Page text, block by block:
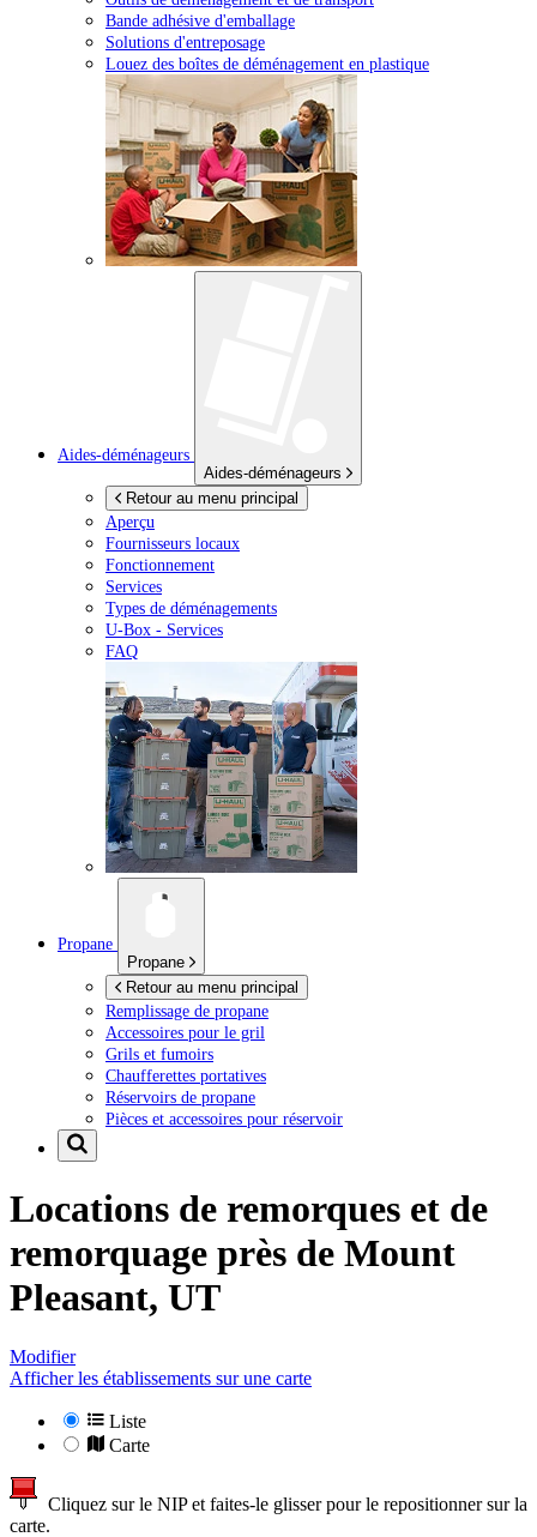
Bande adhésive d'emballage
Solutions d'entreposage
Louez des boîtes de déménagement en plastique
Aides-déménageurs
Aides-déménageurs
Retour au menu principal
Aperçu
Fournisseurs locaux
Fonctionnement
Services
Types de déménagements
U-Box - Services
FAQ
Propane
Propane
Retour au menu principal
Remplissage de propane
Accessoires pour le gril
Grils et fumoirs
Chaufferettes portatives
Réservoirs de propane
Pièces et accessoires pour réservoir
Locations de remorques et de
remorquage près de Mount
Pleasant, UT
Modifier
Afficher les établissements sur une carte
Liste
Carte
Cliquez sur le NIP et faites-le glisser pour le repositionner sur la
carte.